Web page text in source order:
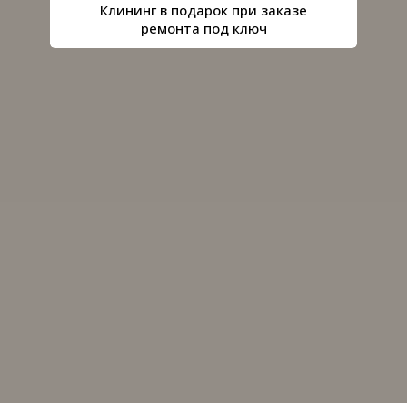
Клининг в подарок при заказе
ремонта под ключ